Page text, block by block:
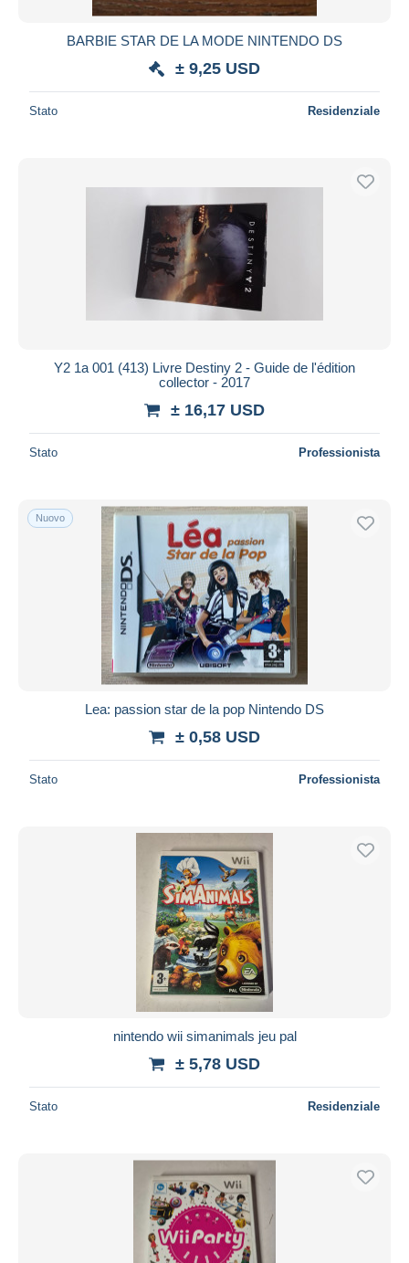
BARBIE STAR DE LA MODE NINTENDO DS
± 9,25 USD
Stato Residenziale
Y2 1a 001 (413) Livre Destiny 2 - Guide de l'édition
collector - 2017
± 16,17 USD
Stato Professionista
Nuovo
Lea: passion star de la pop Nintendo DS
± 0,58 USD
Stato Professionista
nintendo wii simanimals jeu pal
± 5,78 USD
Stato Residenziale